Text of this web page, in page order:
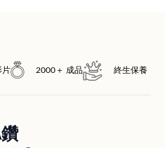
片 2000＋ 成品 終生保養